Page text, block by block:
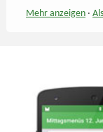
Mehr anzeigen·